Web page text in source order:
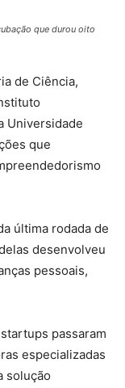
que durou oito
de Ciência,
Universidade
que
última rodada de
desenvolveu
pessoais,
passaram
especializadas
solução